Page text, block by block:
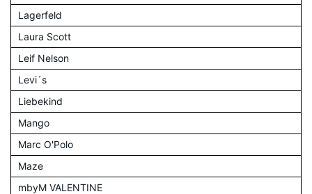
Lagerfeld
Laura Scott
Leif Nelson
Levi´s
Liebekind
Mango
Marc O'Polo
Maze
mbyM VALENTINE